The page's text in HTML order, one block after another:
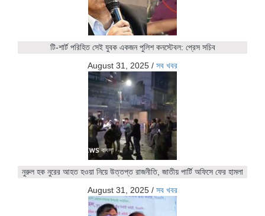
টি-শার্ট পরিহিত সেই যুবক একজন পুলিশ কনস্টেবল: প্রেস সচিব
August 31, 2025 / সব খবর
নুরুল হক নুরের আহত হওয়া নিয়ে উত্তপ্ত রাজনীতি, জাতীয় পার্টি অফিসে ফের হামলা
August 31, 2025 / সব খবর